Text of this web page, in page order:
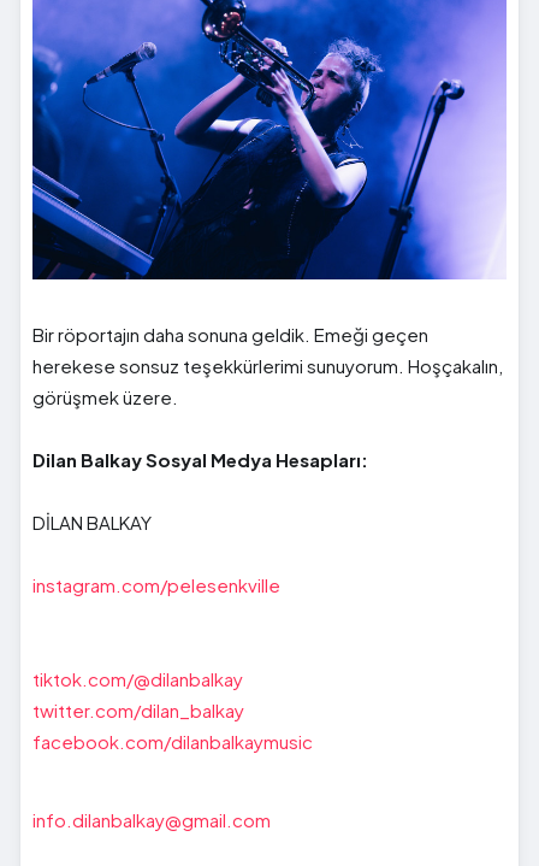
Bir röportajın daha sonuna geldik. Emeği geçen
herekese sonsuz teşekkürlerimi sunuyorum. Hoşçakalın,
görüşmek üzere.
Dilan Balkay Sosyal Medya Hesapları:
DİLAN BALKAY
instagram.com/pelesenkville
tiktok.com/@dilanbalkay
twitter.com/dilan_balkay
facebook.com/dilanbalkaymusic
info.dilanbalkay@gmail.com